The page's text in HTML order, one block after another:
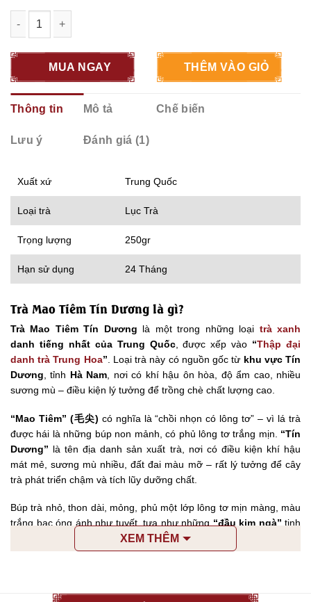
THÊM VÀO GIỎ
MUA NGAY
Thông tin Mô tả Chế biến
Lưu ý Đánh giá (1)
Xuất xứ Trung Quốc
Loại trà Lục Trà
Trọng lượng 250gr
Hạn sử dụng 24 Tháng
Trà Mao Tiêm Tín Dương là gì?
Trà Mao Tiêm Tín Dương là một trong những loại trà xanh
danh tiếng nhất của Trung Quốc, được xếp vào “Thập đại
danh trà Trung Hoa”. Loại trà này có nguồn gốc từ khu vực Tín
Dương, tỉnh Hà Nam, nơi có khí hậu ôn hòa, độ ẩm cao, nhiều
sương mù – điều kiện lý tưởng để trồng chè chất lượng cao.
“Mao Tiêm” (毛尖) có nghĩa là “chồi nhọn có lông tơ” – vì lá trà
được hái là những búp non mảnh, có phủ lông tơ trắng mịn. “Tín
Dương” là tên địa danh sản xuất trà, nơi có điều kiện khí hậu
mát mẻ, sương mù nhiều, đất đai màu mỡ – rất lý tưởng để cây
trà phát triển chậm và tích lũy dưỡng chất.
Búp trà nhỏ, thon dài, mỏng, phủ một lớp lông tơ mịn màng, màu
trắng bạc óng ánh như tuyết, tựa như những “đầu kim ngà” tinh
một tôm một lá nonhái vào vụ xuân – thời điểm trà
đạt độ ngon và hàm lượng dưỡng chất cao nhất.
từ thời nhà Thanh đến nay. Từng được chọn làm
XEM THÊM